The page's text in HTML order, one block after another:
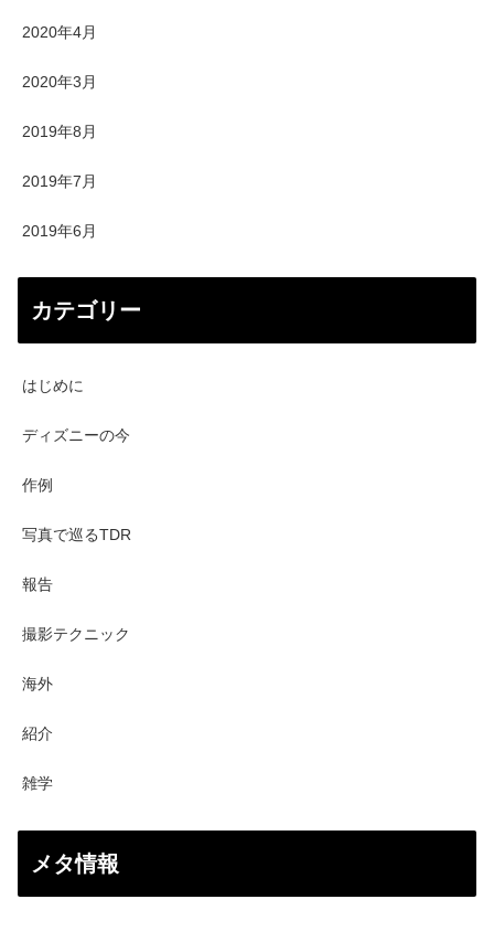
2020年4月
2020年3月
2019年8月
2019年7月
2019年6月
カテゴリー
はじめに
ディズニーの今
作例
写真で巡るTDR
報告
撮影テクニック
海外
紹介
雑学
メタ情報